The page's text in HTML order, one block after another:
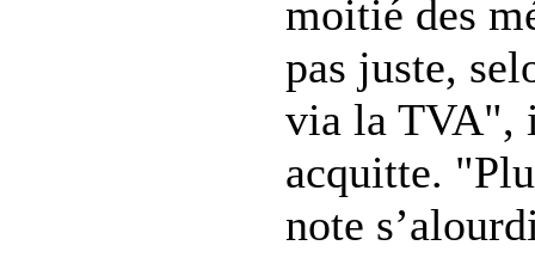
moitié des
pas juste,
via la TVA",
acquitte.
note